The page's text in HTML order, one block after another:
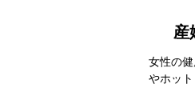
産
女性の
やホッ